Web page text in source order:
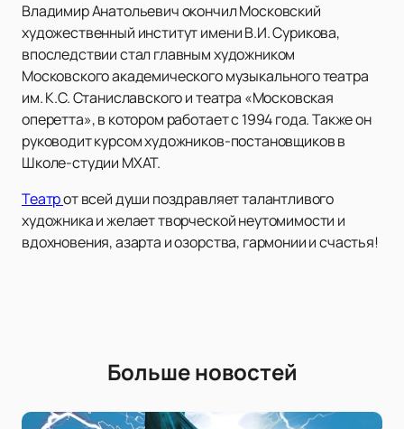
Владимир Анатольевич окончил Московский
художественный институт имени В.И. Сурикова,
впоследствии стал главным художником
Московского академического музыкального театра
им. К.С. Станиславского и театра «Московская
оперетта», в котором работает с 1994 года. Также он
руководит курсом художников-постановщиков в
Школе-студии МХАТ.
Театрот всей души поздравляет талантливого
художника и желает творческой неутомимости и
вдохновения, азарта и озорства, гармонии и счастья!
Больше новостей